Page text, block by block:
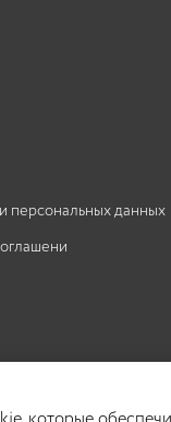
персональных данных